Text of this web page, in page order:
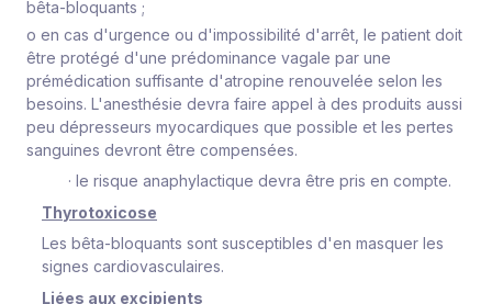
bêta-bloquants ;
o en cas d'urgence ou d'impossibilité d'arrêt, le patient doit
être protégé d'une prédominance vagale par une
prémédication suffisante d'atropine renouvelée selon les
besoins. L'anesthésie devra faire appel à des produits aussi
peu dépresseurs myocardiques que possible et les pertes
sanguines devront être compensées.
· le risque anaphylactique devra être pris en compte.
Thyrotoxicose
Les bêta-bloquants sont susceptibles d'en masquer les
signes cardiovasculaires.
Liées aux excipients